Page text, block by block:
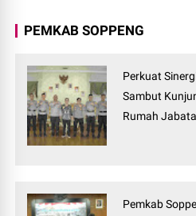
PEMKAB SOPPENG
Perkuat
Sambut
Rumah
Pemkab